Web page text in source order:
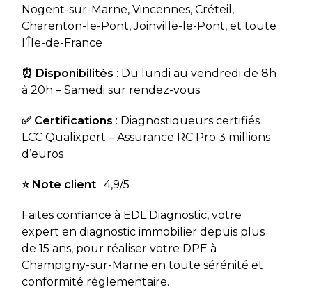
Nogent-sur-Marne, Vincennes, Créteil,
Charenton-le-Pont, Joinville-le-Pont, et toute
l’Île-de-France
⏰ Disponibilités : Du lundi au vendredi de 8h
à 20h – Samedi sur rendez-vous
✅ Certifications : Diagnostiqueurs certifiés
LCC Qualixpert – Assurance RC Pro 3 millions
d’euros
⭐ Note client: 4,9/5
Faites confiance à EDL Diagnostic, votre
expert en diagnostic immobilier depuis plus
de 15 ans, pour réaliser votre DPE à
Champigny-sur-Marne en toute sérénité et
conformité réglementaire.